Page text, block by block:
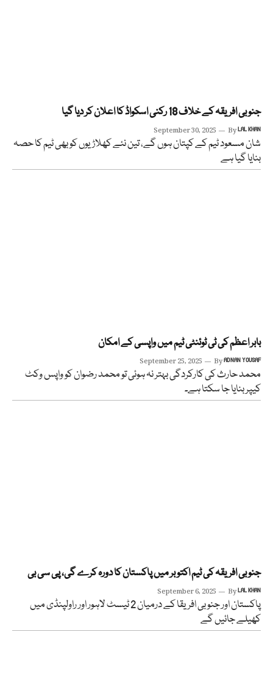
جنوبی افریقہ کے خلاف 18 رکنی اسکواڈ کا اعلان کر دیا گیا
September 30, 2025 ByLAL KHAN
شان مسعود ٹیم کے کپتان ہوں گے، تین نئے کھلاڑیوں کو بھی ٹیم کا حصہ
بنایا گیا ہے
بابر اعظم کی ٹی ٹوئنٹی ٹیم میں واپسی کے امکان
September 25, 2025 ByADNAN YOUSAF
محمد حارث کی کارکردگی بہتر نہ ہوئی تو محمد رضوان کو واپس وکٹ
کیپر بنایا جا سکتا ہے۔
جنوبی افریقہ کی ٹیم اکتوبر میں پاکستان کا دورہ کرے گی، پی سی بی
September 6, 2025 ByLAL KHAN
پاکستان اور جنوبی افریقا کے درمیان 2 ٹیسٹ لاہور اور راولپنڈی میں
کھیلے جائیں گے